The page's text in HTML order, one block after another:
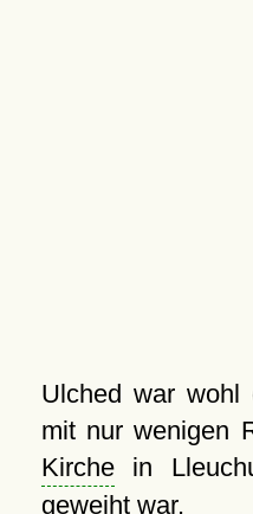
Ulched war wohl
mit nur wenigen
Kirchein
geweiht war.